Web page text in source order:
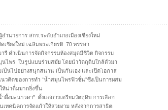
นวยการ สกร.ระดับอำเภอเมืองเชียงใหม่
ชียงใหม่ เฉลิมพระเกียรติ 70 พรรษา
รี ดำเนินการจัดกิจกรรมห้องสมุดมีชีวิต กิจกรรม
นไพร ในรูปแบบร่วมสมัย โดยนำวัตถุดิบใกล้ตัวมา
ป็นไปอย่างสนุกสนาน เป็นกันเอง และเปิดโอกาส
วคิดของการทำ “น้ำสมุนไพรฟิวชั่น”ซึ่งเป็นการผสม
ห้น่าดื่มมากยิ่งขึ้น
มะนาวดา” ตั้งแต่การเตรียมวัตถุดิบ การเลือก
ทคนิคการจัดแก้วให้สวยงาม หลังจากการสาธิต